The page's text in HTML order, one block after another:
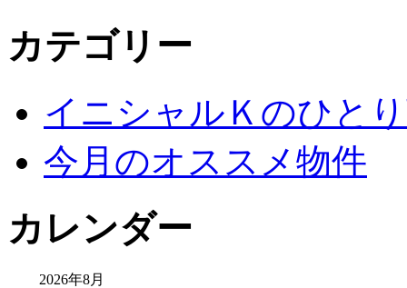
カテゴリー
イニシャルＫのひと
今月のオススメ物件
カレンダー
2026年8月